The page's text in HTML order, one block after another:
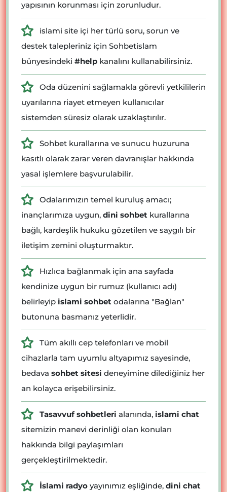
yapısının korunması için zorunludur.
islami site içi her türlü soru, sorun ve
destek talepleriniz için Sohbetislam
bünyesindeki #help kanalını kullanabilirsiniz.
Oda düzenini sağlamakla görevli yetkililerin
uyarılarına riayet etmeyen kullanıcılar
sistemden süresiz olarak uzaklaştırılır.
Sohbet kurallarına ve sunucu huzuruna
kasıtlı olarak zarar veren davranışlar hakkında
yasal işlemlere başvurulabilir.
Odalarımızın temel kuruluş amacı;
inançlarımıza uygun, dini sohbet kurallarına
bağlı, kardeşlik hukuku gözetilen ve saygılı bir
iletişim zemini oluşturmaktır.
Hızlıca bağlanmak için ana sayfada
kendinize uygun bir rumuz (kullanıcı adı)
belirleyip islami sohbet odalarına "Bağlan"
butonuna basmanız yeterlidir.
Tüm akıllı cep telefonları ve mobil
cihazlarla tam uyumlu altyapımız sayesinde,
bedava sohbet sitesi deneyimine dilediğiniz her
an kolayca erişebilirsiniz.
Tasavvuf sohbetleri alanında, islami chat
sitemizin manevi derinliği olan konuları
hakkında bilgi paylaşımları
gerçekleştirilmektedir.
İslami radyo yayınımız eşliğinde, dini chat